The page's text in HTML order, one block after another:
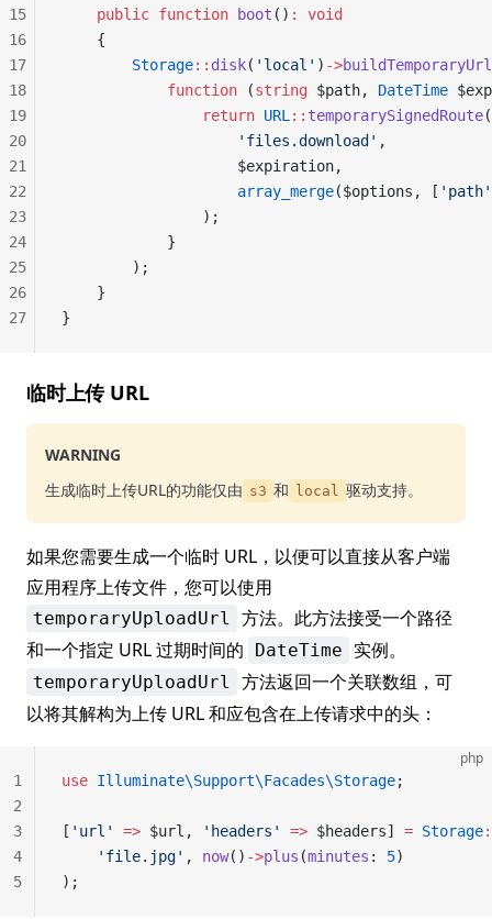
    public
function boot () :
void
    {
        Storage
:: disk( 'local' ) ->
            function
(string $path, DateTime
                return
URL :: temporarySignedRoute(
                    'files.download'
,
                    $expiration,
                    array_merge
($options, [ 'path'
                );
            }
        );
    }
}
15
16
17
18
19
20
21
22
23
24
25
26
27
临时上传 URL
WARNING
生成临时上传URL的功能仅由 s3 和 local 驱动支持。
如果您需要生成一个临时 URL，以便可以直接从客户端
应用程序上传文件，您可以使用
temporaryUploadUrl
方法。此方法接受一个路径
和一个指定 URL 过期时间的
DateTime 实例。
temporaryUploadUrl
方法返回一个关联数组，可
以将其解构为上传 URL 和应包含在上传请求中的头：
php
use Illuminate\Support\Facades\Storage;
[ 'url' => $url, 'headers' => $headers] = Storage
    'file.jpg'
, now() ->plus (minutes : 5)
);
1
2
3
4
5